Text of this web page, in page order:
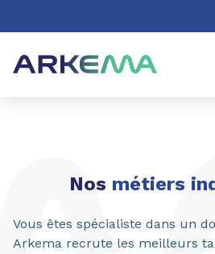
Aller à la recherche
Nos métiers
Vous êtes spécialiste dans un
Arkema recrute les meilleurs